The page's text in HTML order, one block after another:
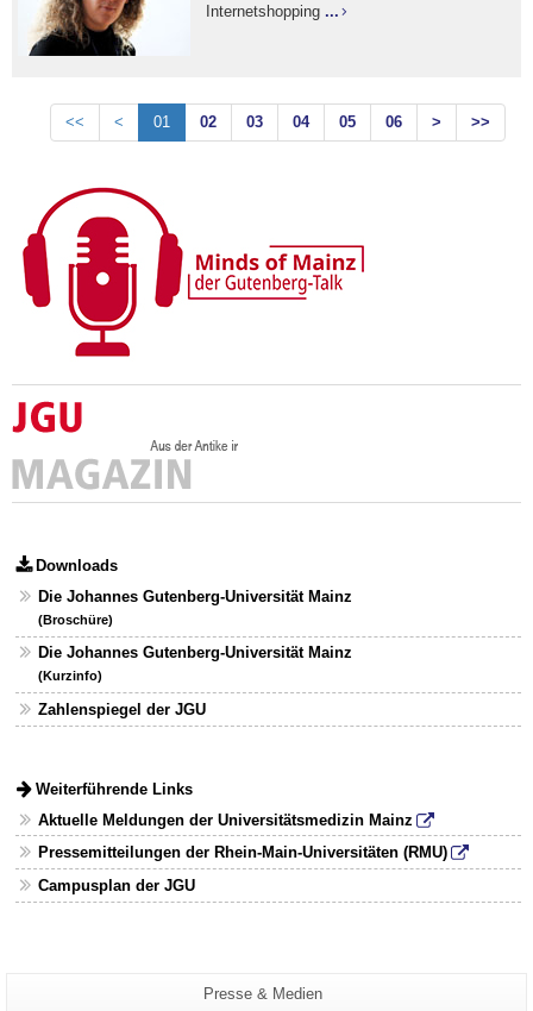
Internetshopping ...
<< < 01 02 03 04 05 06 > >>
Downloads
Die Johannes Gutenberg-Universität Mainz
(Broschüre)
Die Johannes Gutenberg-Universität Mainz
(Kurzinfo)
Zahlenspiegel der JGU
Weiterführende Links
Aktuelle Meldungen der Universitätsmedizin Mainz
Pressemitteilungen der Rhein-Main-Universitäten (RMU)
Campusplan der JGU
Zusätzliche
Seiten-
Presse & Medien